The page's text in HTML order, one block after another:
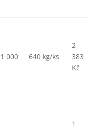
1 000 640 kg/ks
2
383
Kč
1